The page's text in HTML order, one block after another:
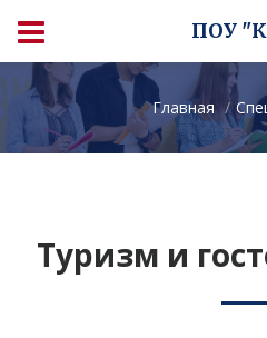
ПОУ
Главная
Туризм и